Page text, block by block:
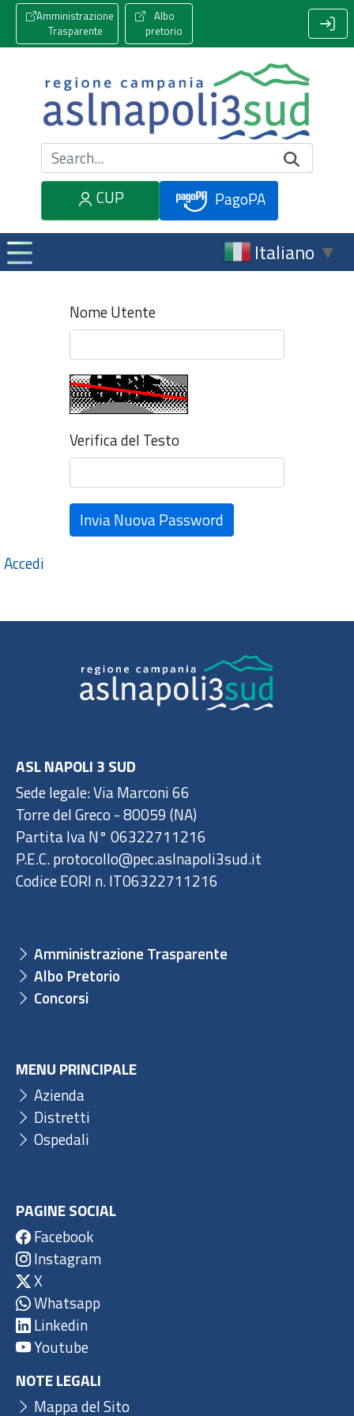
Amministrazione
Trasparente
Albo
pretorio
Cerca nel sito
CUP
PagoPA
Italiano ▼
Nome Utente
Verifica del Testo
Invia Nuova Password
Accedi
ASL NAPOLI 3 SUD
Sede legale: Via Marconi 66
Torre del Greco - 80059 (NA)
Partita Iva N° 06322711216
P.E.C. protocollo@pec.aslnapoli3sud.it
Codice EORI n. IT06322711216
Amministrazione Trasparente
Albo Pretorio
Concorsi
MENU PRINCIPALE
Azienda
Distretti
Ospedali
PAGINE SOCIAL
Facebook
Instagram
X
Whatsapp
Linkedin
Youtube
NOTE LEGALI
Mappa del Sito